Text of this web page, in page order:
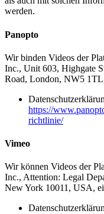
werden.
Panopto
Wir binden Videos der
Inc., Unit 603, Highgate
Road, London, NW5
https://
richtlinie/
Vimeo
Wir können Videos der
Inc., Attention: Legal
New York 10011, USA,